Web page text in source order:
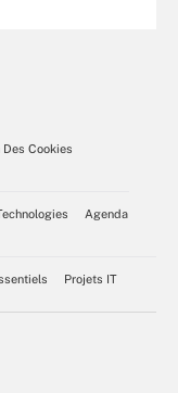
Cookies
Agenda
Projets IT